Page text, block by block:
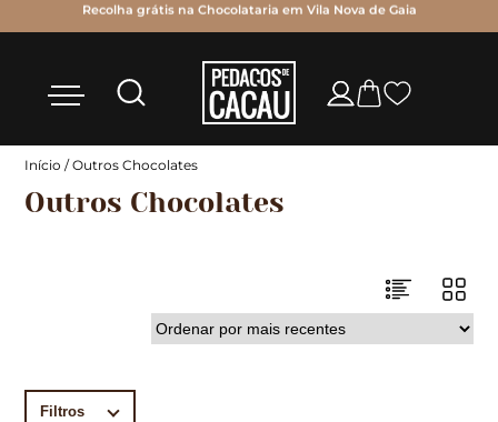
Recolha grátis na Chocolataria em Vila Nova de Gaia
Início / Outros Chocolates
Outros Chocolates
Filtros